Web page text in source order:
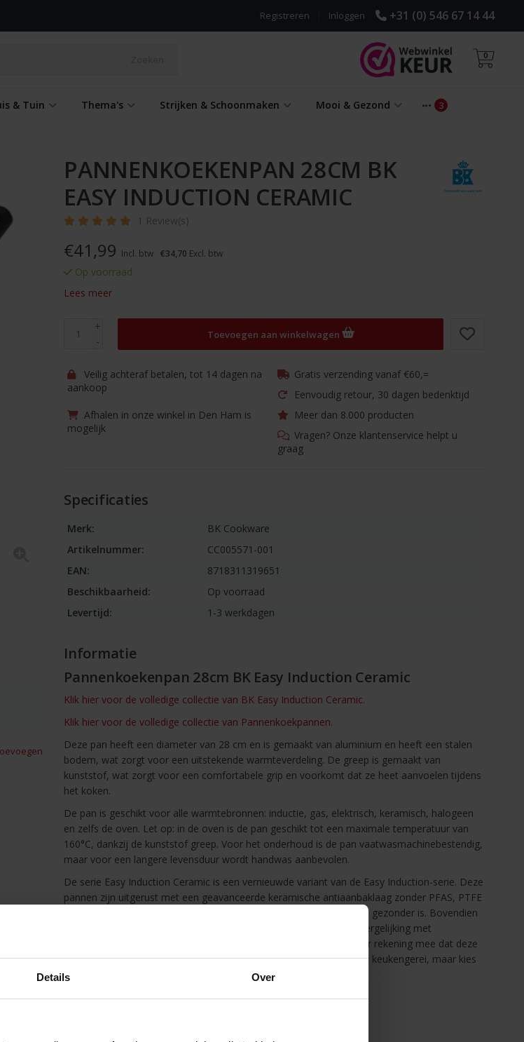
Details Over
+31 (0) 546 67 14 44
Inloggen
Registreren
0
& Tuin Thema's Strijken & Schoonmaken Mooi & Gezond
PANNENKOEKENPAN 28CM BK
EASY INDUCTION CERAMIC
1 Review(s)
€41,99 Incl. btw €34,70 Excl. btw
Op voorraad
Lees meer
+
-
Toevoegen aan winkelwagen
Veilig achteraf betalen, tot 14 dagen na
aankoop
Gratis verzending vanaf €60,=
Eenvoudig retour, 30 dagen bedenktijd
Afhalen in onze winkel in Den Ham is
mogelijk
Meer dan 8.000 producten
Vragen? Onze klantenservice helpt u
graag
Specificaties
Merk:
BK Cookware
Artikelnummer:
CC005571-001
EAN:
8718311319651
Beschikbaarheid:
Op voorraad
Levertijd:
1-3 werkdagen
Informatie
Pannenkoekenpan 28cm BK Easy Induction Ceramic
Klik hier voor de volledige collectie van BK Easy Induction Ceramic.
Klik hier voor de volledige collectie van Pannenkoekpannen.
Deze pan heeft een diameter van 28 cm en is gemaakt van aluminium en heeft een stalen
bodem, wat zorgt voor een uitstekende warmteverdeling. De greep is gemaakt van
kunststof, wat zorgt voor een comfortabele grip en voorkomt dat ze heet aanvoelen tijdens
het koken.
De pan is geschikt voor alle warmtebronnen: inductie, gas, elektrisch, keramisch, halogeen
en zelfs de oven. Let op: in de oven is de pan geschikt tot een maximale temperatuur van
160°C, dankzij de kunststof greep. Voor het onderhoud is de pan vaatwasmachinebestendig,
maar voor een langere levensduur wordt handwas aanbevolen.
De serie Easy Induction Ceramic is een vernieuwde variant van de Easy Induction-serie. Deze
pannen zijn uitgerust met een geavanceerde keramische antiaanbaklaag zonder PFAS, PTFE
en PFOA. Deze antiaanbaklaag maakt vetarm bakken mogelijk, wat gezonder is. Bovendien
kan deze laag hogere temperaturen weerstaan, tot wel 450°C, in vergelijking met
traditionele antiaanbaklagen die vaak maar tot 260°C gaan. Houd er rekening mee dat deze
antiaanbaklaag niet krasbestendig is; gebruik daarom geen metalen keukengerei, maar kies
voor houten of kunststof spatels en gardes.
Kenmerken: